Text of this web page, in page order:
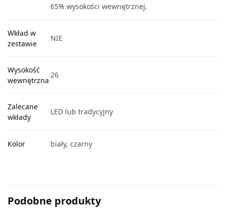
65% wysokości wewnętrznej.
Wkład w
zestawie
NIE
Wysokość
wewnętrzna
26
Zalecane
wkłady
LED lub tradycyjny
Kolor biały, czarny
Podobne produkty